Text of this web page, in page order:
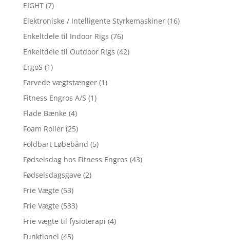
EIGHT (7)
Elektroniske / Intelligente Styrkemaskiner (16)
Enkeltdele til Indoor Rigs (76)
Enkeltdele til Outdoor Rigs (42)
ErgoS (1)
Farvede vægtstænger (1)
Fitness Engros A/S (1)
Flade Bænke (4)
Foam Roller (25)
Foldbart Løbebånd (5)
Fødselsdag hos Fitness Engros (43)
Fødselsdagsgave (2)
Frie Vægte (53)
Frie Vægte (533)
Frie vægte til fysioterapi (4)
Funktionel (45)